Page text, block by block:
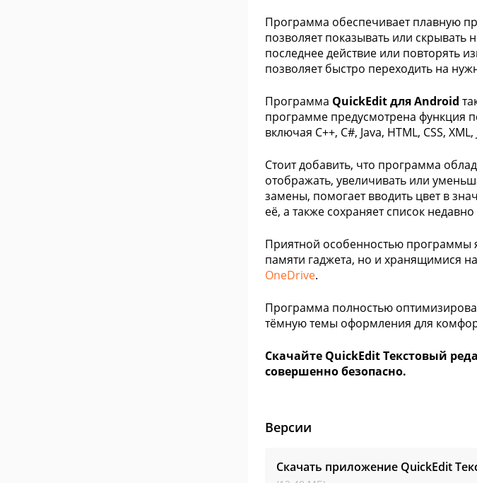
Программа обеспечивает плавную
позволяет показывать или скрывать
последнее действие или повторять
позволяет быстро переходить на
Программа QuickEdit для Android
программе предусмотрена функция
включая C++, C#, Java, HTML, CSS,
Стоит добавить, что программа
отображать, увеличивать или
замены, помогает вводить цвет в
её, а также сохраняет список
Приятной особенностью программы
памяти гаджета, но и хранящимися
OneDrive.
Программа полностью
тёмную темы оформления для
Скачайте QuickEdit Текстовый
совершенно безопасно.
Версии
Скачать приложение QuickEdit